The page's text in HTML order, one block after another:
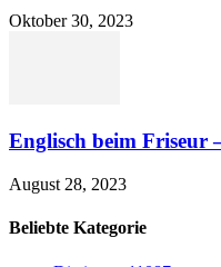
Oktober 30, 2023
Englisch beim Friseur
August 28, 2023
Beliebte Kategorie